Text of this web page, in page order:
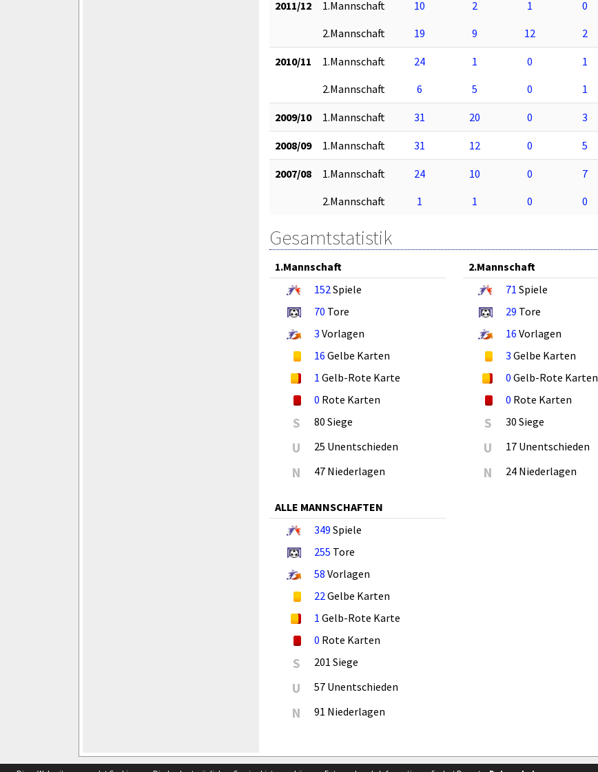
2011/12 1.Mannschaft 10 2 1 0
2.Mannschaft
19 9 12 2
2010/11 1.Mannschaft 24 1 0 1
2.Mannschaft
6 5 0 1
2009/10 1.Mannschaft 31 20 0 3
2008/09 1.Mannschaft 31 12 0 5
2007/08 1.Mannschaft 24 10 0 7
2.Mannschaft
1 1 0 0
Gesamtstatistik
1.Mannschaft
152Spiele
70 Tore
3 Vorlagen
16 Gelbe Karten
1 Gelb-Rote Karte
0 Rote Karten
S 80 Siege
U 25 Unentschieden
N 47 Niederlagen
2.Mannschaft
71 Spiele
29 Tore
16 Vorlagen
3 Gelbe Karten
0 Gelb-Rote Karten
0 Rote Karten
S 30 Siege
U 17 Unentschieden
N 24 Niederlagen
ALLE MANNSCHAFTEN
349 Spiele
255 Tore
58 Vorlagen
22Gelbe Karten
1 Gelb-Rote Karte
0 Rote Karten
S 201 Siege
U 57 Unentschieden
N 91 Niederlagen
soccero.de